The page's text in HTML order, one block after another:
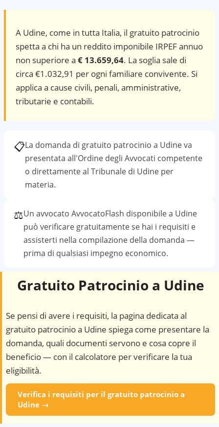
A Udine, come in tutta Italia, il gratuito patrocinio
spetta a chi ha un reddito imponibile IRPEF annuo
non superiore a € 13.659,64. La soglia sale di
circa €1.032,91 per ogni familiare convivente. Si
applica a cause civili, penali, amministrative,
tributarie e contabili.
📋La domanda di gratuito patrocinio a Udineva
presentata all'Ordine degli Avvocati competente
o direttamente al Tribunale di Udine per
materia.
⚖️Un avvocato AvvocatoFlash disponibile a Udine
può verificare gratuitamente se hai i requisiti e
assisterti nella compilazione della domanda —
prima di qualsiasi impegno economico.
Gratuito Patrocinio a Udine
Se pensi di avere i requisiti, la pagina dedicata al
gratuito patrocinio a Udine spiega come presentare la
domanda, quali documenti servono e cosa copre il
beneficio — con il calcolatore per verificare la tua
eligibilità.
Verifica i requisiti per il gratuito patrocinio a
Udine →